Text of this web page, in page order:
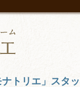
トリエ」スタ